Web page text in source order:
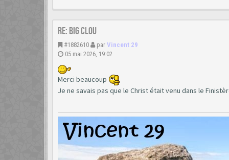
Re: Big clou
#1882610 par Vincent 29
05 mai 2026, 19:02
Merci beaucoup
Je ne savais pas que le Christ était venu dans le